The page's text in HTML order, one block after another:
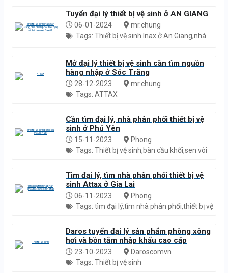
Tuyển đại lý thiết bị vệ sinh ở AN GIANG
06-01-2024
mr.chung
Mở đại lý thiết bị vệ sinh cần tìm nguồn
hàng nhập ở Sóc Trăng
28-12-2023
mr.chung
Tags: ATTAX
Cần tìm đại lý, nhà phân phối thiết bị vệ
sinh ở Phú Yên
15-11-2023
Phong
Tags: Thiết bị vệ sinh,bàn cầu khối,sen vòi
Tìm đại lý, tìm nhà phân phối thiết bị vệ
sinh Attax ở Gia Lai
06-11-2023
Phong
Daros tuyển đại lý sản phẩm phòng xông
hơi và bồn tắm nhập khẩu cao cấp
23-10-2023
Daroscomvn
Tags: Thiết bị vệ sinh